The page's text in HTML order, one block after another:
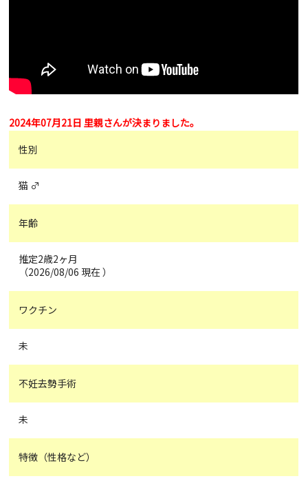
2024年07月21日 里親さんが決まりました。
性別
猫 ♂
年齢
推定2歳2ヶ月
（2026/08/06 現在 ）
ワクチン
未
不妊去勢手術
未
特徴（性格など）